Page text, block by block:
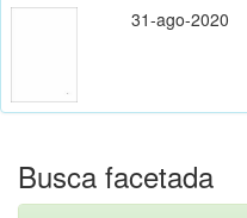
31-ago-2020
Busca facetada